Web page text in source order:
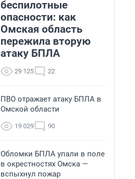
беспилотные
опасности: как
Омская область
пережила вторую
атаку БПЛА
29 125 22
ПВО отражает атаку БПЛА в
Омской области
19 029 90
Обломки БПЛА упали в поле
в окрестностях Омска —
вспыхнул пожар